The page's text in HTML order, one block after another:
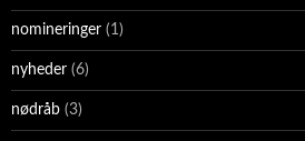
nomineringer (1)
nyheder (6)
nødråb (3)